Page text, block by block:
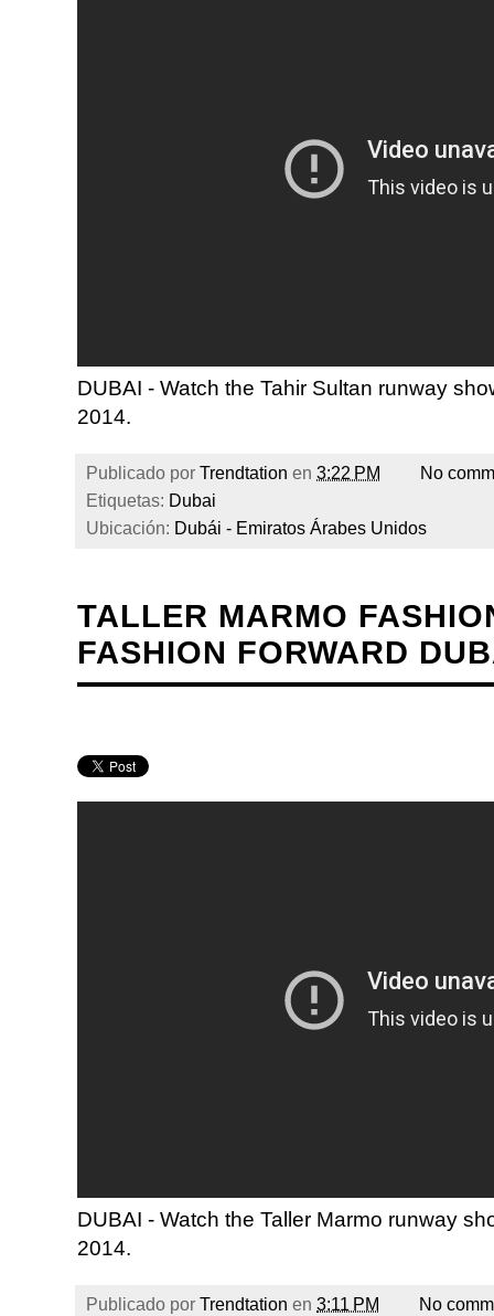
DUBAI - Watch the Tahir Sultan runway
2014.
Publicado por Trendtation en 3:22 PM
No
Etiquetas: Dubai
Ubicación: Dubái - Emiratos Árabes Unidos
TALLER MARMO
FASHION FORWARD
DUBAI - Watch the Taller Marmo runway
2014.
Publicado por Trendtation en 3:11 PM No